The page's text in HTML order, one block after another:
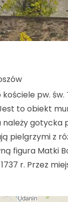
kościele pw.
to obiekt
należy gotycka
pielgrzymi z
figura Matki
r. Przez